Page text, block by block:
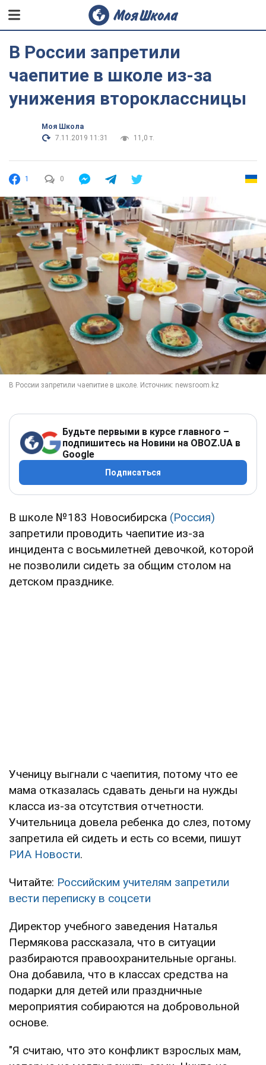
В России запретили
чаепитие в школе из-за
унижения второклассницы
Моя Школа
7.11.2019 11:31
11,0 т.
1 0
Будьте первыми в курсе главного –
подпишитесь на Новини на OBOZ.UA в
Google
Подписаться
В школе №183 Новосибирска (Россия)
запретили проводить чаепитие из-за
инцидента с восьмилетней девочкой, которой
не позволили сидеть за общим столом на
детском празднике.
Ученицу выгнали с чаепития, потому что ее
мама отказалась сдавать деньги на нужды
класса из-за отсутствия отчетности.
Учительница довела ребенка до слез, потому
запретила ей сидеть и есть со всеми, пишут
РИА Новости.
Читайте: Российским учителям запретили
вести переписку в соцсети
Директор учебного заведения Наталья
Пермякова рассказала, что в ситуации
разбираются правоохранительные органы.
Она добавила, что в классах средства на
подарки для детей или праздничные
мероприятия собираются на добровольной
основе.
"Я считаю, что это конфликт взрослых мам,